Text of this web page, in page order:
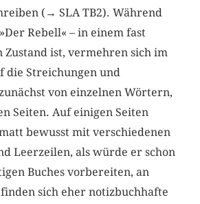
(→ SLA TB2). Während
Rebell« – in einem fast
ist, vermehren sich im
die Streichungen und
von einzelnen Wörtern,
Seiten. Auf einigen Seiten
bewusst mit verschiedenen
Leerzeilen, als würde er schon
Buches vorbereiten, an
sich eher notizbuchhafte